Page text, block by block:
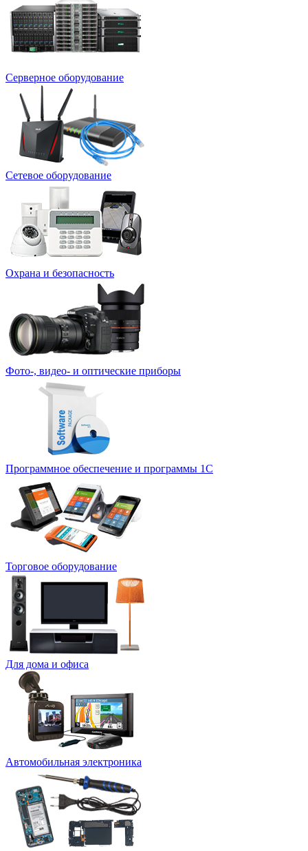
Серверное оборудование
Сетевое оборудование
Охрана и безопасность
Фото-, видео- и оптические приборы
Программное обеспечение и программы 1С
Торговое оборудование
Для дома и офиса
Автомобильная электроника